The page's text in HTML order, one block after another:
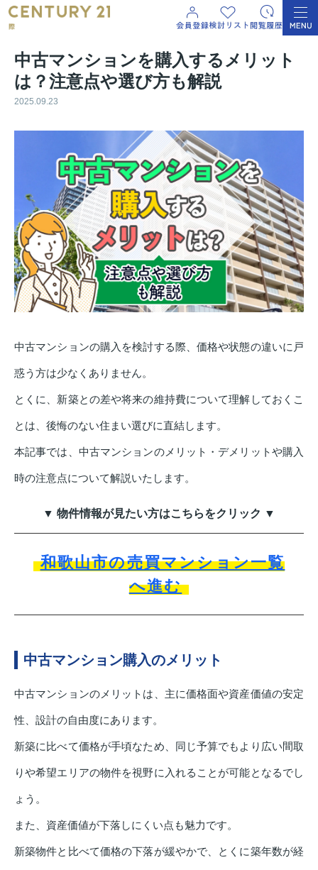
中古マンションを購入するメリット
は？注意点や選び方も解説
2025.09.23
中古マンションの購入を検討する際、価格や状態の違いに戸
惑う方は少なくありません。
とくに、新築との差や将来の維持費について理解しておくこ
とは、後悔のない住まい選びに直結します。
本記事では、中古マンションのメリット・デメリットや購入
時の注意点について解説いたします。
▼ 物件情報が見たい方はこちらをクリック ▼
和歌山市の売買マンション一覧
へ進む
中古マンション購入のメリット
中古マンションのメリットは、主に価格面や資産価値の安定
性、設計の自由度にあります。
新築に比べて価格が手頃なため、同じ予算でもより広い間取
りや希望エリアの物件を視野に入れることが可能となるでし
ょう。
また、資産価値が下落しにくい点も魅力です。
新築物件と比べて価格の下落が緩やかで、とくに築年数が経